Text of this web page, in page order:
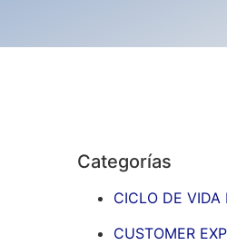
Categorías
CICLO DE VIDA
CUSTOMER